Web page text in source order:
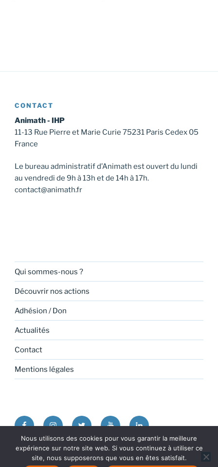
CONTACT
Animath - IHP
11-13 Rue Pierre et Marie Curie 75231 Paris Cedex 05
France
Le bureau administratif d’Animath est ouvert du lundi
au vendredi de 9h à 13h et de 14h à 17h.
contact@animath.fr
Qui sommes-nous ?
Découvrir nos actions
Adhésion / Don
Actualités
Contact
Mentions légales
FacebookInstagramTwitter YoutubeLinkedin
Politique de confidentialité
Fièrement propulsé par
WordPress
Nous utilisons des cookies pour vous garantir la meilleure
expérience sur notre site web. Si vous continuez à utiliser ce
site, nous supposerons que vous en êtes satisfait.